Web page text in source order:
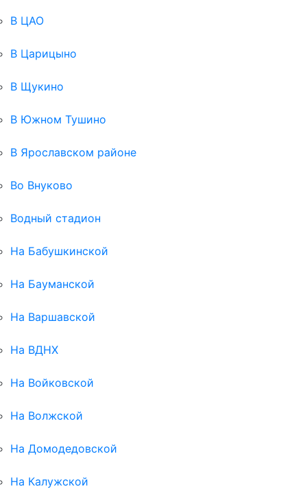
В ЦАО
В Царицыно
В Щукино
В Южном Тушино
В Ярославском районе
Во Внуково
Водный стадион
На Бабушкинской
На Бауманской
На Варшавской
На ВДНХ
На Войковской
На Волжской
На Домодедовской
На Калужской